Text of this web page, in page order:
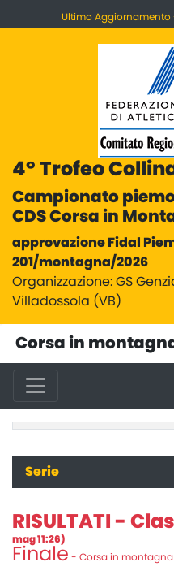
Ultimo Aggiornamento
4° Trofeo
Campionato
CDS Corsa in
approvazione Fidal
201/montagna/2026
Organizzazione: GS
Villadossola (VB)
Corsa in
Serie
RISULTATI -
mag 11:26)
Finale - Corsa in montagna